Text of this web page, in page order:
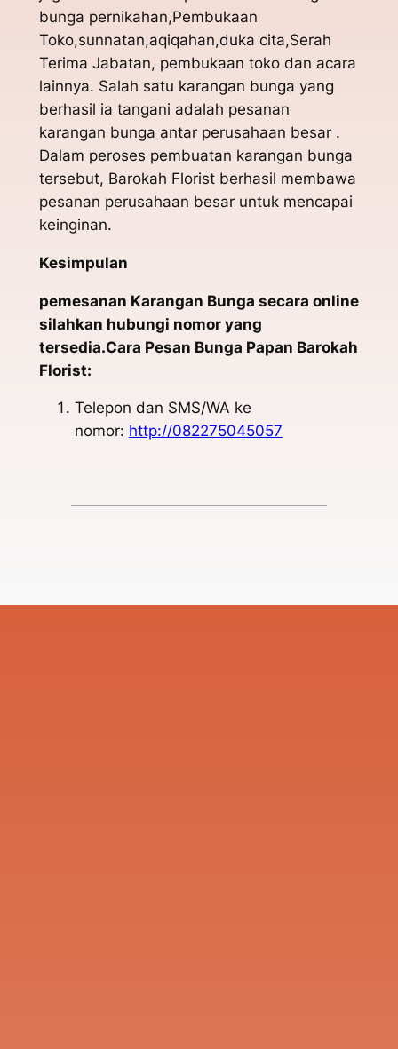
bunga pernikahan,Pembukaan
Toko,sunnatan,aqiqahan,duka cita,Serah
Terima Jabatan, pembukaan toko dan acara
lainnya. Salah satu karangan bunga yang
berhasil ia tangani adalah pesanan
karangan bunga antar perusahaan besar .
Dalam peroses pembuatan karangan bunga
tersebut, Barokah Florist berhasil membawa
pesanan perusahaan besar untuk mencapai
keinginan.
Kesimpulan
pemesanan Karangan Bunga secara online
silahkan hubungi nomor yang
tersedia.Cara Pesan Bunga Papan Barokah
Florist:
Telepon dan SMS/WA ke
nomor: http://082275045057